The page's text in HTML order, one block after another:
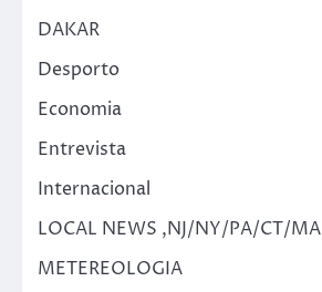
DAKAR
Desporto
Economia
Entrevista
Internacional
LOCAL NEWS ,NJ/NY/PA/CT/MA
METEREOLOGIA